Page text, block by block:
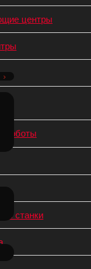
центры
роботы
станки